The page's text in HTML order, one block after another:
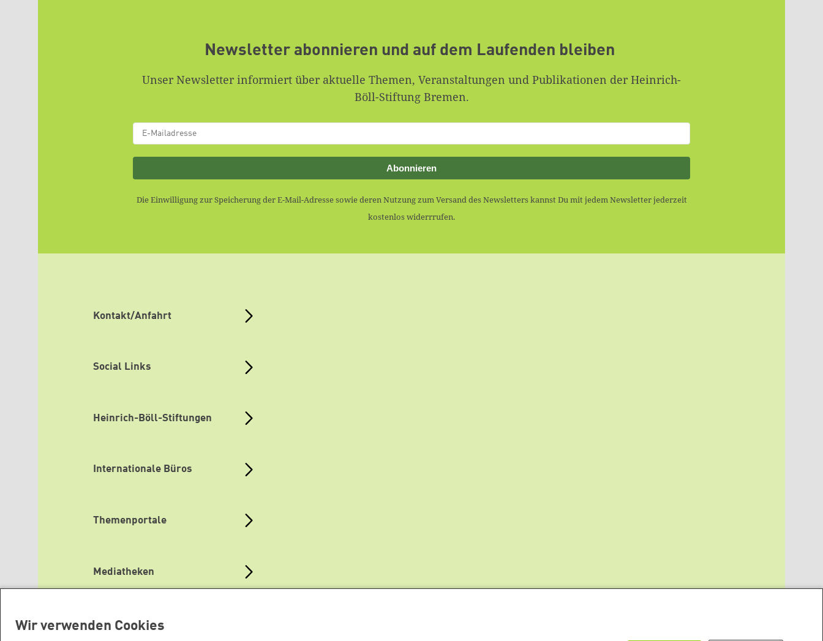
Newsletter abonnieren und auf dem Laufenden bleiben
Unser Newsletter informiert über aktuelle Themen, Veranstaltungen und Publikationen der Heinrich-
Böll-Stiftung Bremen.
Abonnieren
Die Einwilligung zur Speicherung der E-Mail-Adresse sowie deren Nutzung zum Versand des Newsletters kannst Du mit jedem Newsletter jederzeit
kostenlos widerrrufen.
Kontakt/Anfahrt
Social Links
Heinrich-Böll-Stiftungen
Internationale Büros
Themenportale
Mediatheken
Grüne Websites
Wir verwenden Cookies